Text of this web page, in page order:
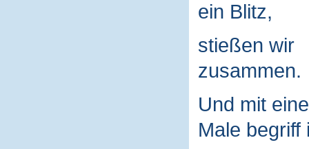
ein Blitz,
stießen wir
zusammen.
Und mit
Male begriff